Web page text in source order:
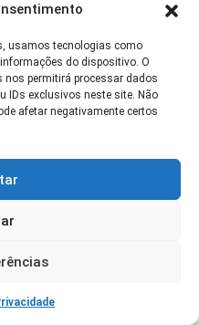
usamos tecnologias como
do dispositivo. O
permitirá processar dados
IDs exclusivos neste site. Não
afetar negativamente certos
10 Peças